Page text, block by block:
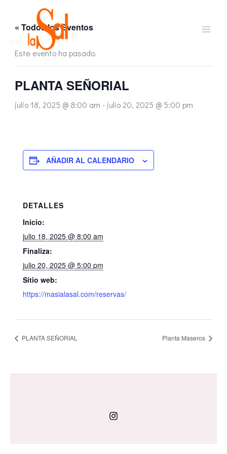
contenido
« Todos los Eventos
Este evento ha pasado.
PLANTA SEÑORIAL
julio 18, 2025 @ 8:00 am - julio 20, 2025 @ 5:00 pm
AÑADIR AL CALENDARIO
DETALLES
Inicio:
julio 18, 2025 @ 8:00 am
Finaliza:
julio 20, 2025 @ 5:00 pm
Sitio web:
https://masialasal.com/reservas/
PLANTA SEÑORIAL Planta Maseros